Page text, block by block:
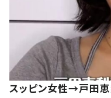
スッピン女性→戸田恵